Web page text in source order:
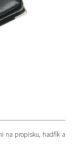
na propisku, hadřík a